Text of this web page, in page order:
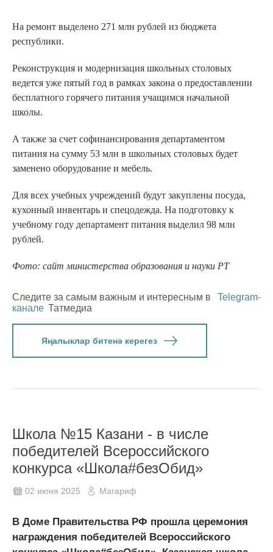
На ремонт выделено 271 млн рублей из бюджета
республики.
Реконструкция и модернизация школьных столовых
ведется уже пятый год в рамках закона о предоставлении
бесплатного горячего питания учащимся начальной
школы.
А также за счет софинансирования департаментом
питания на сумму 53 млн в школьных столовых будет
заменено оборудование и мебель.
Для всех учебных учреждений будут закуплены посуда,
кухонный инвентарь и спецодежда. На подготовку к
учебному году департамент питания выделил 98 млн
рублей.
Фото: сайт министерства образования и науки РТ
Следите за самым важным и интересным в
Telegram-
канале Татмедиа
Яңалыклар битенә керегез
Школа №15 Казани - в числе
победителей Всероссийского
конкурса «Школа#безОбид»
02 июня 2025 Магариф
В Доме Правительства РФ прошла церемония
награждения победителей Всероссийского